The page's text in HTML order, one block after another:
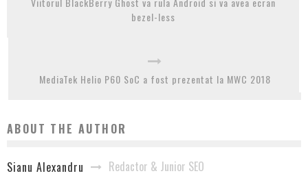
bezel-less
MediaTek Helio P60 SoC a fost prezentat la MWC 2018
ABOUT THE AUTHOR
Sianu Alexandru Redactor & Junior SEO